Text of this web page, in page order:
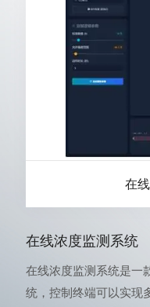
在
在线浓度监测系统
在线浓度监测系统是一
统，控制终端可以实现